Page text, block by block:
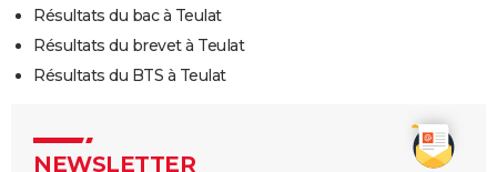
Résultats du bac à Teulat
Résultats du brevet à Teulat
Résultats du BTS à Teulat
NEWSLETTER